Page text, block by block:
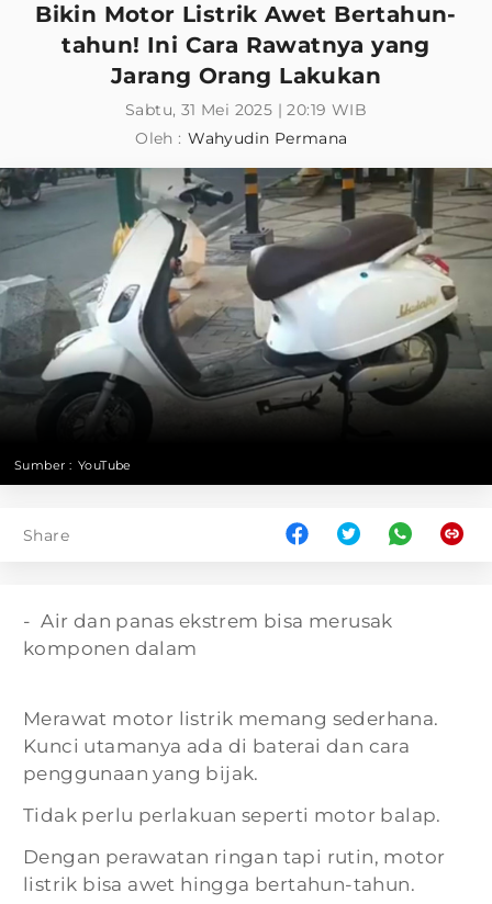
Bikin Motor Listrik Awet Bertahun-
tahun! Ini Cara Rawatnya yang
Jarang Orang Lakukan
Sabtu, 31 Mei 2025 | 20:19 WIB
Oleh : Wahyudin Permana
Sumber : YouTube
Share
- Air dan panas ekstrem bisa merusak
komponen dalam
Merawat motor listrik memang sederhana.
Kunci utamanya ada di baterai dan cara
penggunaan yang bijak.
Tidak perlu perlakuan seperti motor balap.
Dengan perawatan ringan tapi rutin, motor
listrik bisa awet hingga bertahun-tahun.